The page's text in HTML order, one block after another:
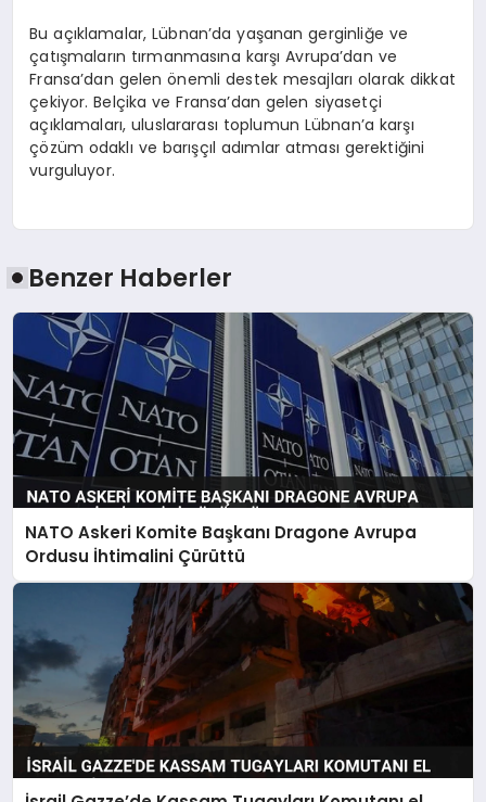
Bu açıklamalar, Lübnan’da yaşanan gerginliğe ve
çatışmaların tırmanmasına karşı Avrupa’dan ve
Fransa’dan gelen önemli destek mesajları olarak dikkat
çekiyor. Belçika ve Fransa’dan gelen siyasetçi
açıklamaları, uluslararası toplumun Lübnan’a karşı
çözüm odaklı ve barışçıl adımlar atması gerektiğini
vurguluyor.
Benzer Haberler
NATO Askeri Komite Başkanı Dragone Avrupa
Ordusu İhtimalini Çürüttü